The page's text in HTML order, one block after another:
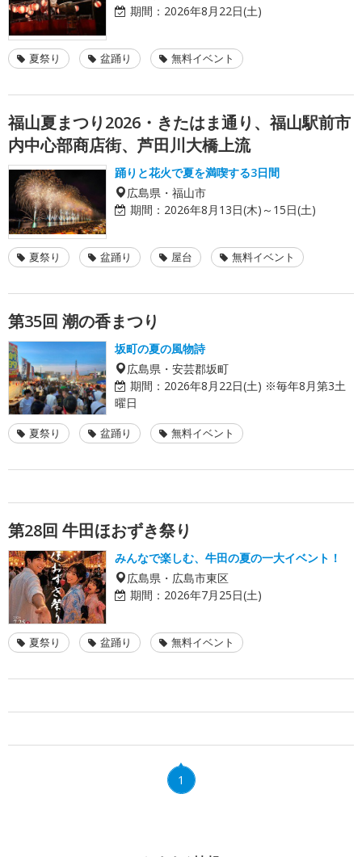
期間： 2026年8月22日(土)
夏祭り 盆踊り 無料イベント
福山夏まつり2026・きたはま通り、福山駅前市
内中心部商店街、芦田川大橋上流
踊りと花火で夏を満喫する3日間
広島県・福山市
期間： 2026年8月13日(木)～15日(土)
夏祭り 盆踊り 屋台 無料イベント
第35回 潮の香まつり
坂町の夏の風物詩
広島県・安芸郡坂町
期間： 2026年8月22日(土) ※毎年8月第3土
曜日
夏祭り 盆踊り 無料イベント
第28回 牛田ほおずき祭り
みんなで楽しむ、牛田の夏の一大イベント！
広島県・広島市東区
期間： 2026年7月25日(土)
夏祭り 盆踊り 無料イベント
1